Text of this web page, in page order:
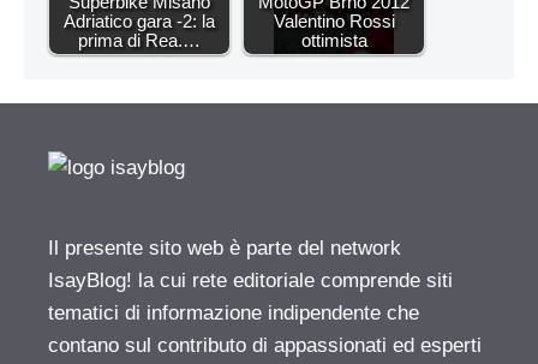
Adriatico gara -2: la
prima di Rea.…
Valentino Rossi
ottimista
Il presente sito web è parte del network
IsayBlog! la cui rete editoriale comprende siti
tematici di informazione indipendente che
contano sul contributo di appassionati ed esperti